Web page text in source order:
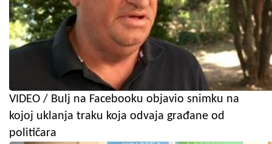
VIDEO / Bulj na Facebooku objavio snimku na
kojoj uklanja traku koja odvaja građane od
političara